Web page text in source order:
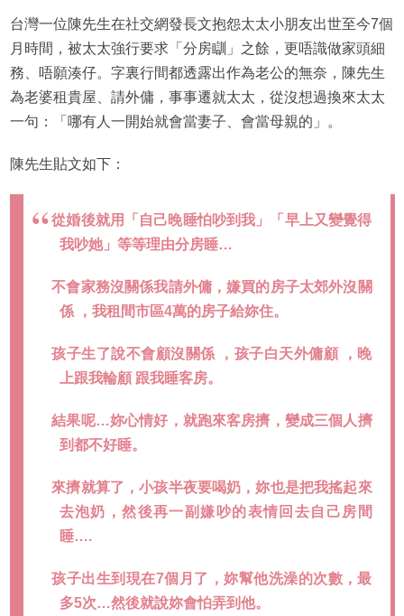
台灣一位陳先生在社交網發長文抱怨太太小朋友出世至今7個
月時間，被太太強行要求「分房瞓」之餘，更唔識做家頭細
務、唔願湊仔。字裏行間都透露出作為老公的無奈，陳先生
為老婆租貴屋、請外傭，事事遷就太太，從沒想過換來太太
一句：「哪有人一開始就會當妻子、會當母親的」。
陳先生貼文如下：
從婚後就用「自己晚睡怕吵到我」「早上又變覺得
我吵她」等等理由分房睡…
不會家務沒關係我請外傭，嫌買的房子太郊外沒關
係 ，我租間市區4萬的房子給妳住。
孩子生了說不會顧沒關係 ，孩子白天外傭顧 ，晚
上跟我輪顧 跟我睡客房。
結果呢…妳心情好，就跑來客房擠，變成三個人擠
到都不好睡。
來擠就算了，小孩半夜要喝奶，妳也是把我搖起來
去泡奶，然後再一副嫌吵的表情回去自己房間
睡….
孩子出生到現在7個月了，妳幫他洗澡的次數，最
多5次…然後就說妳會怕弄到他。